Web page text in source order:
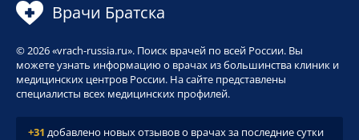
Врачи Братска
© 2026 «vrach-russia.ru». Поиск врачей по всей России. Вы
можете узнать информацию о врачах из большинства клиник и
медицинских центров России. На сайте представлены
специалисты всех медицинских профилей.
+31 добавлено новых отзывов о врачах за последние сутки